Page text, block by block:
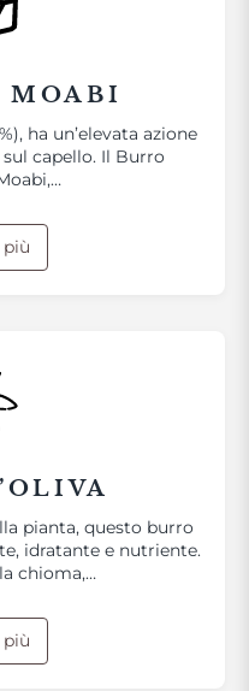
MOABI
ha un’elevata azione
capello. Il Burro
pianta, questo burro
idratante e nutriente.
chioma,…